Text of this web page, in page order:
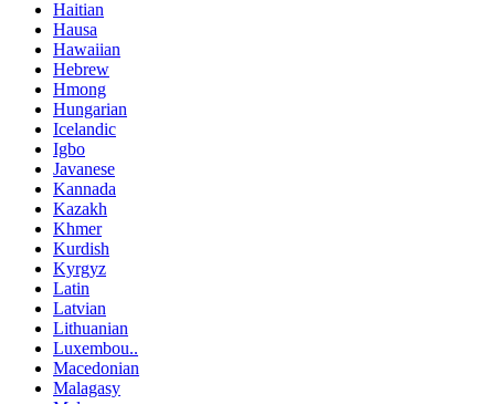
Haitian
Hausa
Hawaiian
Hebrew
Hmong
Hungarian
Icelandic
Igbo
Javanese
Kannada
Kazakh
Khmer
Kurdish
Kyrgyz
Latin
Latvian
Lithuanian
Luxembou..
Macedonian
Malagasy